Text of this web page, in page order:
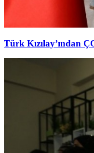
Türk Kızılay’ından